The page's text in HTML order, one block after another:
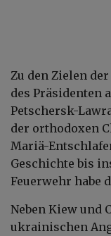
Zu den Zielen
des Präsidenten
Petschersk-
der orthodoxen
Mariä-
Geschichte bis
Feuerwehr habe
Neben Kiew und
ukrainischen